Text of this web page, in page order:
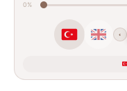
0%
‹